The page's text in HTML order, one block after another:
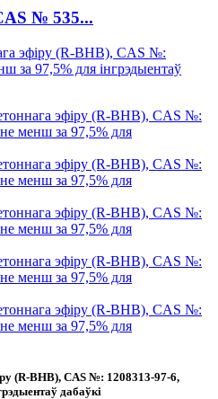
№ 535...
(R-BHB), CAS №: 1208313-97-6,
дабаўкі